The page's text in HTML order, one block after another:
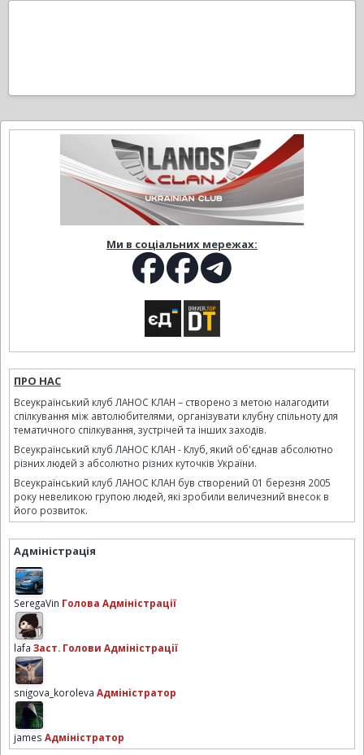
Ми в соціальних мережах:
ПРО НАС
Всеукраїнський клуб ЛАНОС КЛАН – створено з метою налагодити
спілкування між автолюбителями, організувати клубну спільноту для
тематичного спілкування, зустрічей та інших заходів.
Всеукраїнський клуб ЛАНОС КЛАН - Клуб, який об'єднав абсолютно
різних людей з абсолютно різних куточків України.
Всеукраїнський клуб ЛАНОС КЛАН був створений 01 березня 2005
року невеликою групою людей, які зробили величезний внесок в
його розвиток.
Адміністрація
SeregaVin Голова Адміністрації
lafa Заст. Голови Адміністрації
snigova_koroleva Адміністратор
james Адміністратор